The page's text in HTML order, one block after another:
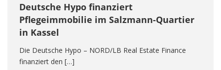
Deutsche Hypo finanziert
Pflegeimmobilie im Salzmann-Quartier
in Kassel
Die Deutsche Hypo – NORD/LB Real Estate Finance
finanziert den […]